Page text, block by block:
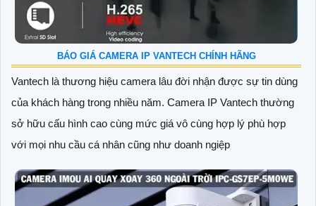
BÁO GIÁ CAMERA IP VANTECH CHÍNH HÃNG
Vantech là thương hiệu camera lâu đời nhận được sự tin dùng
của khách hàng trong nhiều năm. Camera IP Vantech thường
sở hữu cấu hình cao cùng mức giá vô cùng hợp lý phù hợp
với mọi nhu cầu cá nhân cũng như doanh ngiệp